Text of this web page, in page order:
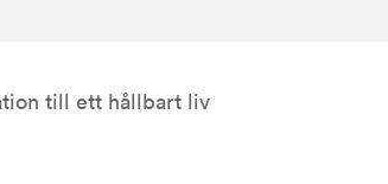
till ett hållbart liv